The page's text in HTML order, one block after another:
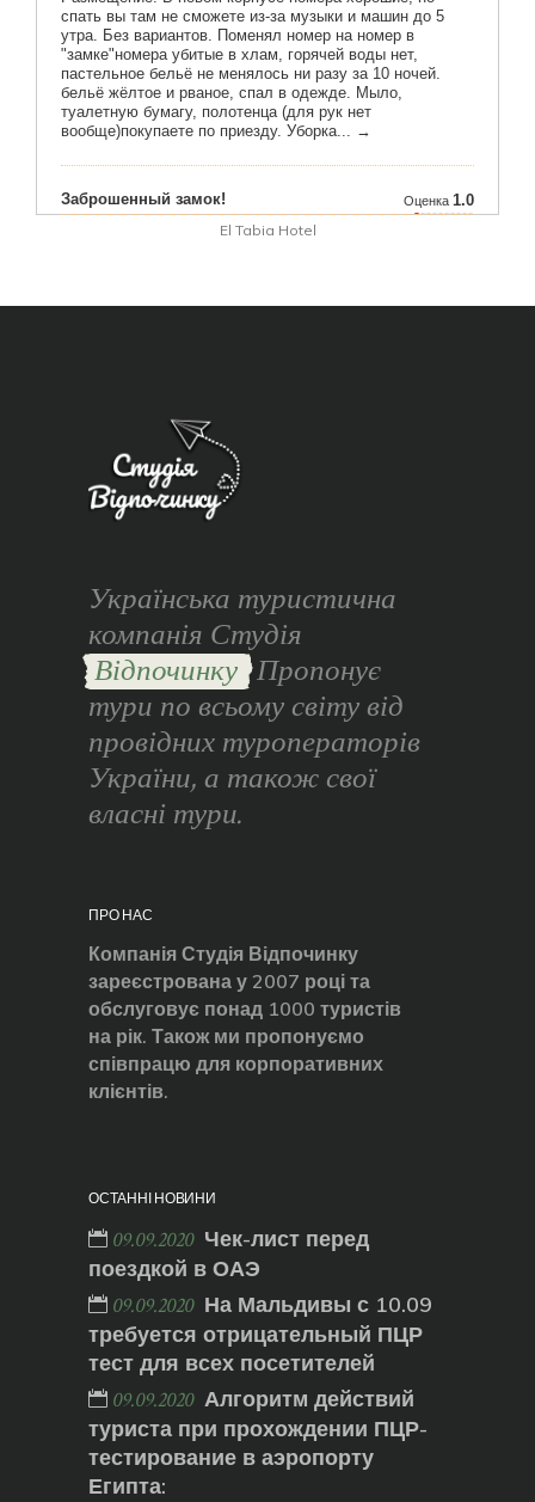
El Tabia Hotel
Українська туристична
компанія Студія
Відпочинку Пропонує
тури по всьому світу від
провідних туроператорів
України, а також свої
власні тури.
ПРО НАС
Компанія Студія Відпочинку
зареєстрована у 2007 році та
обслуговує понад 1000 туристів
на рік. Також ми пропонуємо
співпрацю для корпоративних
клієнтів.
ОСТАННІ НОВИНИ
09.09.2020 Чек-лист перед
поездкой в ОАЭ
09.09.2020 На Мальдивы с 10.09
требуется отрицательный ПЦР
тест для всех посетителей
09.09.2020 Алгоритм действий
туриста при прохождении ПЦР-
тестирование в аэропорту
Египта: